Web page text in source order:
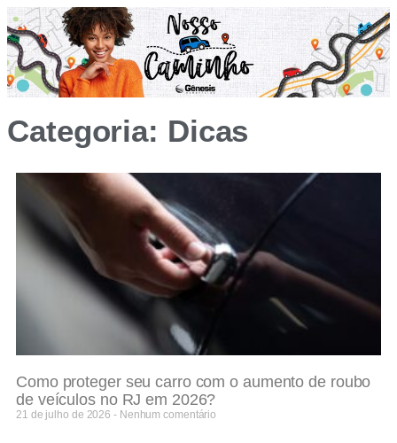
Categoria: Dicas
Como proteger seu carro com o aumento de roubo
de veículos no RJ em 2026?
21 de julho de 2026 Nenhum comentário